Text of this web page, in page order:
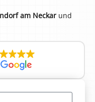
am Neckar und